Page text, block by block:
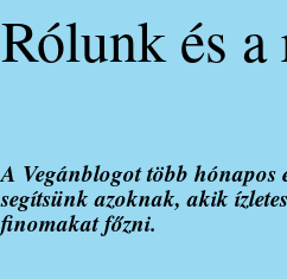
Rólunk és
A Vegánblogot több hónapos
segítsünk azoknak, akik
finomakat főzni.